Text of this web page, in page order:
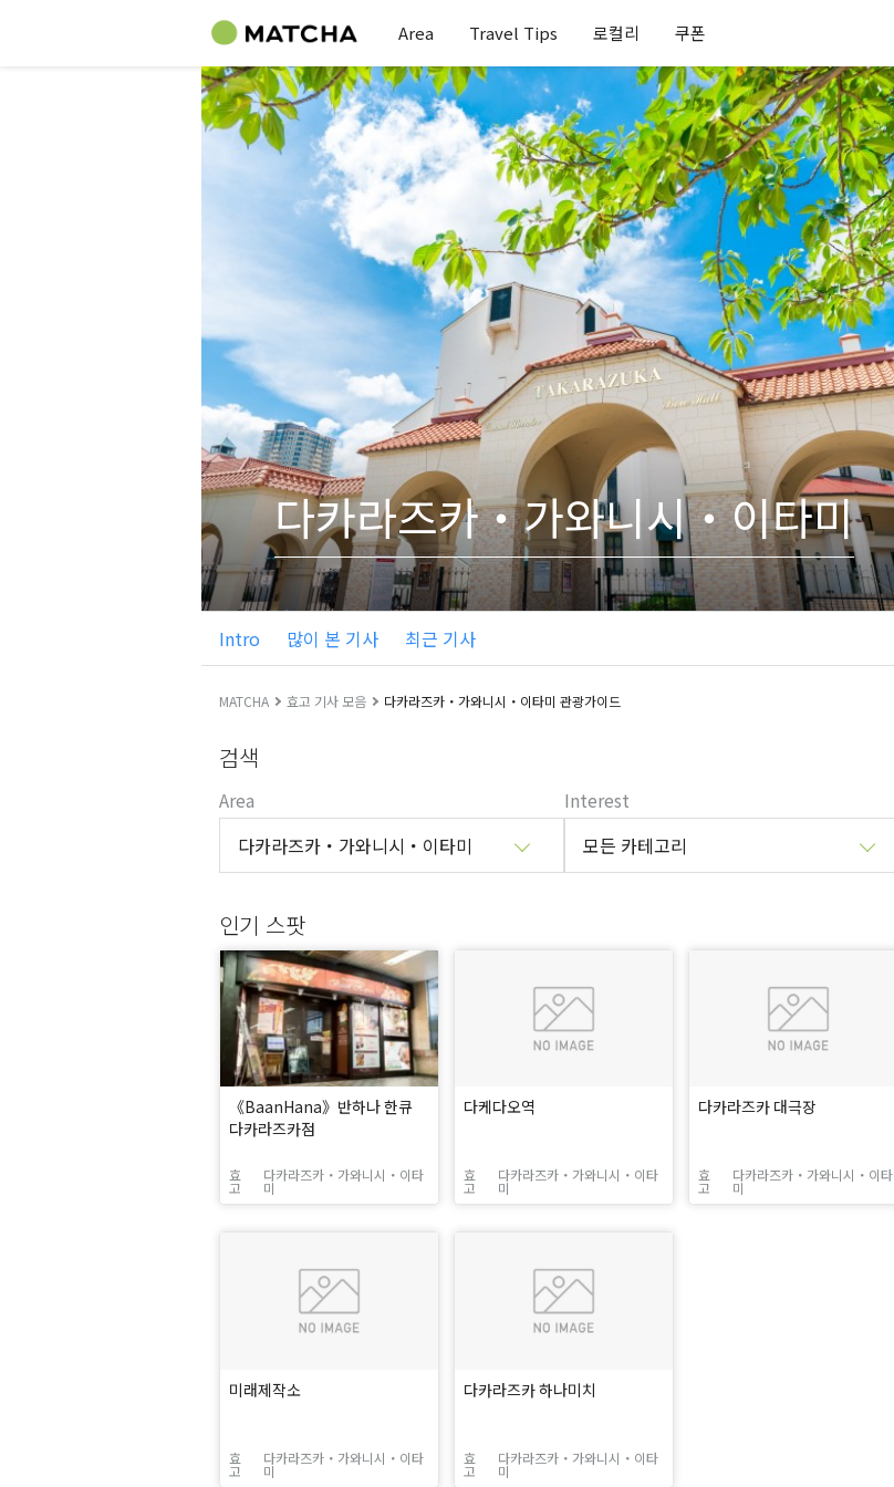
Area Travel Tips 로컬리 쿠폰
다카라즈카・가와니시・이타미
Intro 많이 본 기사 최근 기사
MATCHA 효고 기사 모음 다카라즈카・가와니시・이타미 관광가이드
검색
Area
다카라즈카・가와니시・이타미
Interest
모든 카테고리
인기 스팟
《BaanHana》반하나 한큐
다카라즈카점
효
고
다카라즈카・가와니시・이타
미
다케다오역
효
고
다카라즈카・가와니시・이타
미
다카라즈카 대극장
효
고
다카라즈카・가와니시・이타
미
미래제작소
효
고
다카라즈카・가와니시・이타
미
다카라즈카 하나미치
효
고
다카라즈카・가와니시・이타
미